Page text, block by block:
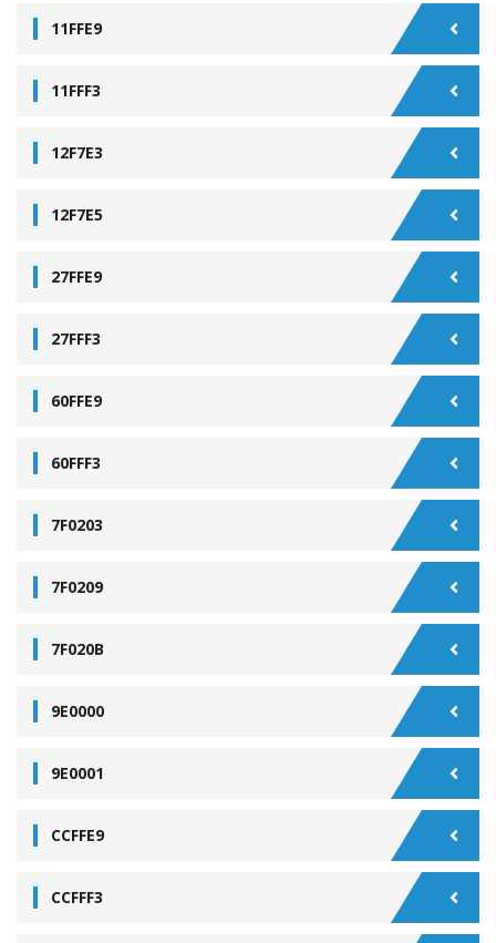
11FFE9
11FFF3
12F7E3
12F7E5
27FFE9
27FFF3
60FFE9
60FFF3
7F0203
7F0209
7F020B
9E0000
9E0001
CCFFE9
CCFFF3